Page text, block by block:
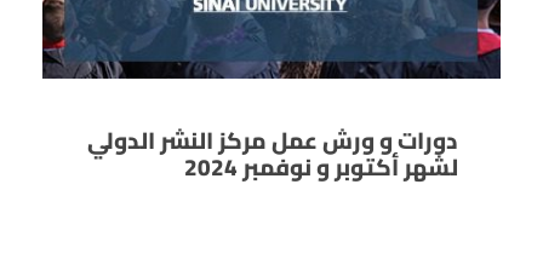
دورات و ورش عمل مركز النشر الدولي
لشهر أكتوبر و نوفمبر 2024